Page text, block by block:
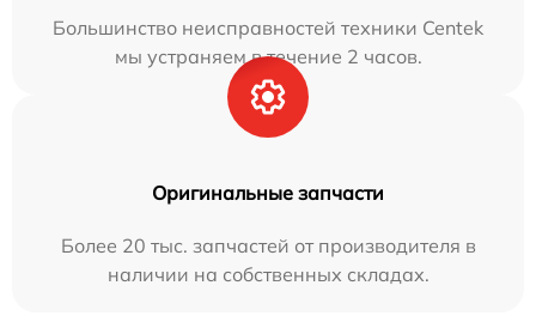
Большинство неисправностей техники Centek
мы устраняем в течение 2 часов.
Оригинальные запчасти
Более 20 тыс. запчастей от производителя в
наличии на собственных складах.